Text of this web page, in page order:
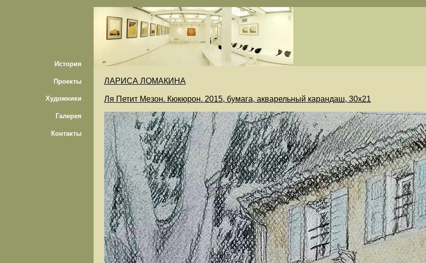
История
Проекты
Художники
Галерея
Контакты
ЛАРИСА ЛОМАКИНА
Ля Петит Мезон. Кюкюрон. 2015, бумага, акварельный карандаш, 30х21